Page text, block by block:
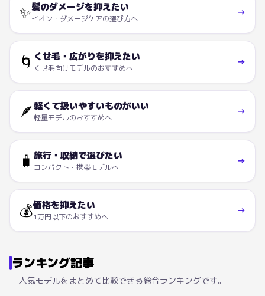
✨髪のダメージを抑えたい
イオン・ダメージケアの選び方へ
→
🌀 くせ毛・広がりを抑えたい
くせ毛向けモデルのおすすめへ
→
🪶軽くて扱いやすいものがいい
軽量モデルのおすすめへ
→
🧳 旅行・収納で選びたい
コンパクト・携帯モデルへ
→
💰価格を抑えたい
1万円以下のおすすめへ
→
ランキング記事
人気モデルをまとめて比較できる総合ランキングです。